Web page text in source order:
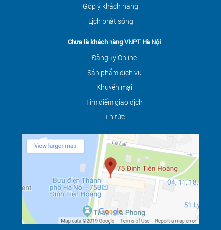
Góp ý khách hàng
Lịch phát sóng
Chưa là khách hàng VNPT Hà Nội
Đăng ký Online
Sản phẩm dịch vụ
Khuyến mại
Tìm điểm giao dịch
Tin tức